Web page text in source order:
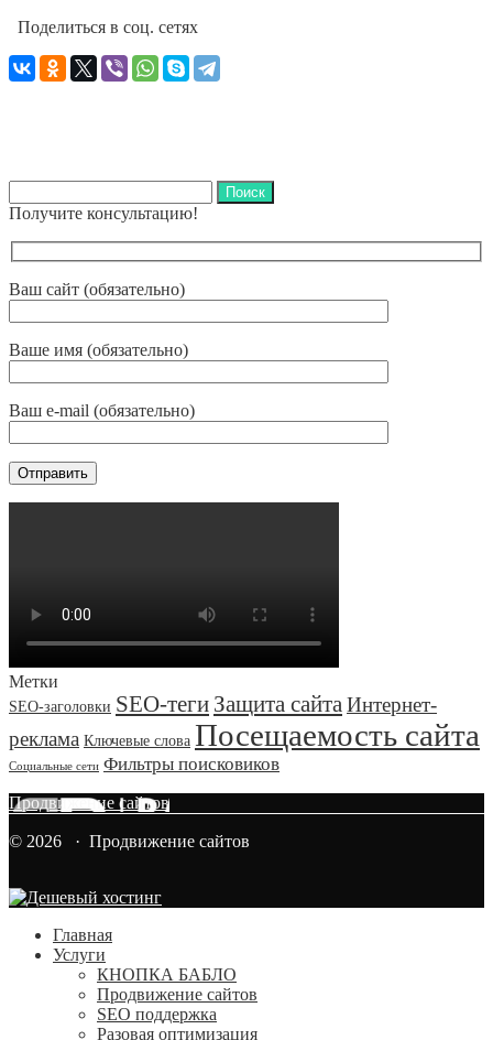
Поделиться в соц. сетях
Получите консультацию!
Ваш сайт (обязательно)
Ваше имя (обязательно)
Ваш e-mail (обязательно)
Метки
SEO-заголовки SEO-теги Защита сайта Интернет-
реклама Ключевые слова Посещаемость сайта
Социальные сети Фильтры поисковиков
Продвижение сайтов
© 2026 · Продвижение сайтов
Главная
Услуги
КНОПКА БАБЛО
Продвижение сайтов
SEO поддержка
Разовая оптимизация